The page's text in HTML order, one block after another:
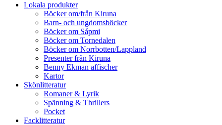
Lokala produkter
Böcker om/från Kiruna
Barn- och ungdomsböcker
Böcker om Sápmi
Böcker om Tornedalen
Böcker om Norrbotten/Lappland
Presenter från Kiruna
Benny Ekman affischer
Kartor
Skönlitteratur
Romaner & Lyrik
Spänning & Thrillers
Pocket
Facklitteratur